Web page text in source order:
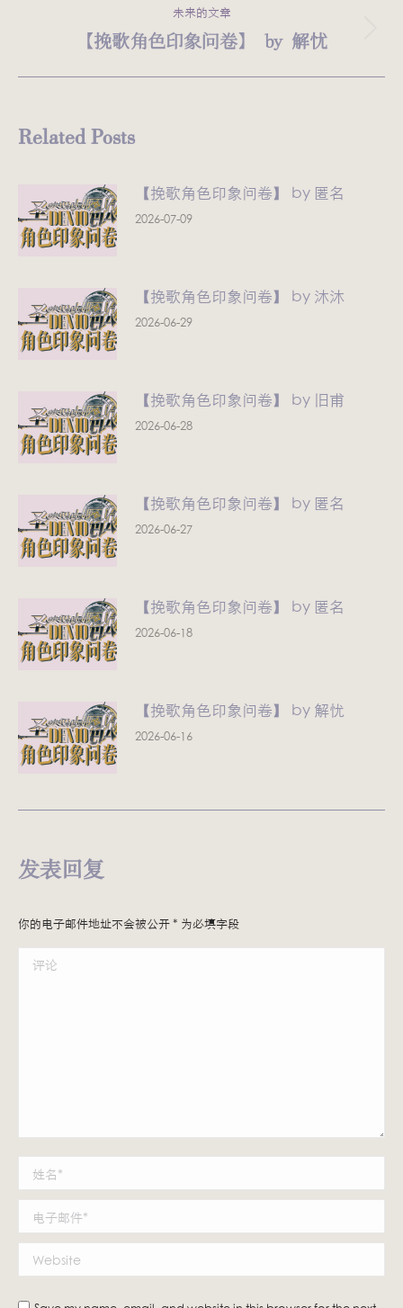
的
文
未来的文章
未
【挽歌角色印象问卷】 by 解忧
Related Posts
【挽歌角色印象问卷】 by 匿名
2026-07-09
【挽歌角色印象问卷】 by 沐沐
2026-06-29
【挽歌角色印象问卷】 by 旧甫
2026-06-28
【挽歌角色印象问卷】 by 匿名
2026-06-27
【挽歌角色印象问卷】 by 匿名
2026-06-18
【挽歌角色印象问卷】 by 解忧
2026-06-16
发表回复
你的电子邮件地址不会被公开* 为必填字段
评论
姓名 *
电子邮件 *
Website